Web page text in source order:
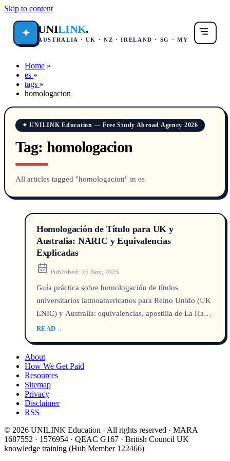
Skip to content
✦ UNILINK.
AUSTRALIA · UK · NZ · IRELAND · SG · MY
Home »
es »
tags »
homologacion
✦ UNILINK Education — Free Study Abroad Agency 2026
Tag: homologacion
All articles tagged "homologacion" in es
Homologación de Título para UK y
Australia: NARIC y Equivalencias
Explicadas
Published: 25 Nov, 2025
Guía práctica sobre homologación de títulos
universitarios latinoamericanos para Reino Unido (UK
ENIC) y Australia: equivalencias, apostilla de La Haya,
costos y tiempos en 2026.
READ →
About
How We Get Paid
Resources
Sitemap
Privacy
Disclaimer
RSS
© 2026 UNILINK Education · All rights reserved · MARA
1687552 · 1576954 · QEAC G167 · British Council UK
knowledge training (Hub Member 122466)